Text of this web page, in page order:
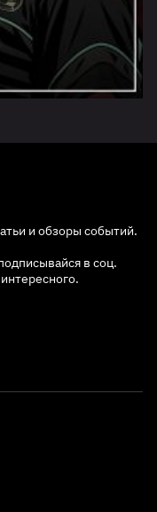
и обзоры событий.
в соц.